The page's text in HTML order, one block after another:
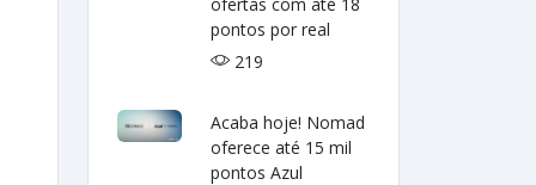
pontos por real
219
Acaba hoje! Nomad
oferece até 15 mil
pontos Azul